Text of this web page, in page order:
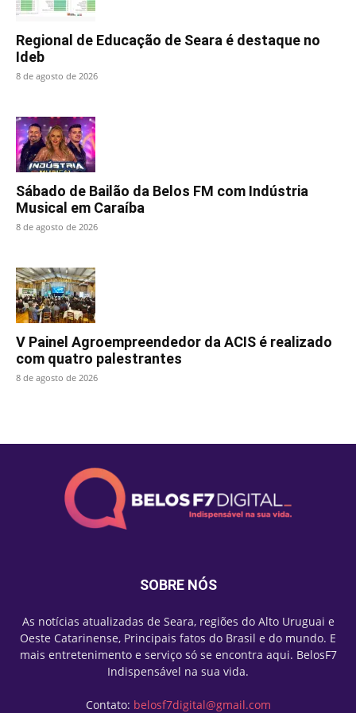
Regional de Educação de Seara é destaque no
Ideb
8 de agosto de 2026
Sábado de Bailão da Belos FM com Indústria
Musical em Caraíba
8 de agosto de 2026
V Painel Agroempreendedor da ACIS é realizado
com quatro palestrantes
8 de agosto de 2026
SOBRE NÓS
As notícias atualizadas de Seara, regiões do Alto Uruguai e
Oeste Catarinense, Principais fatos do Brasil e do mundo. E
mais entretenimento e serviço só se encontra aqui. BelosF7
Indispensável na sua vida.
Contato: belosf7digital@gmail.com